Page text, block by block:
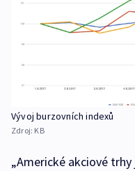
Vývoj burzovních indexů
Zdroj: KB
„Americké akciové